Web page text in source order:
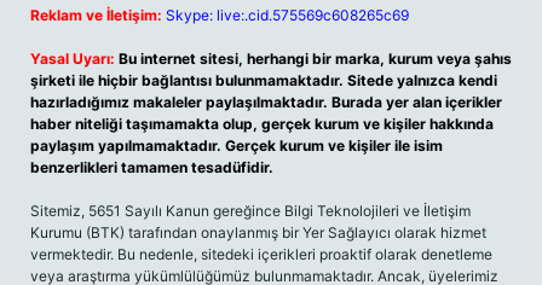
Reklam ve İletişim: Skype: live:.cid.575569c608265c69
Yasal Uyarı: Bu internet sitesi, herhangi bir marka, kurum veya şahıs
şirketi ile hiçbir bağlantısı bulunmamaktadır. Sitede yalnızca kendi
hazırladığımız makaleler paylaşılmaktadır. Burada yer alan içerikler
haber niteliği taşımamakta olup, gerçek kurum ve kişiler hakkında
paylaşım yapılmamaktadır. Gerçek kurum ve kişiler ile isim
benzerlikleri tamamen tesadüfidir.
Sitemiz, 5651 Sayılı Kanun gereğince Bilgi Teknolojileri ve İletişim
Kurumu (BTK) tarafından onaylanmış bir Yer Sağlayıcı olarak hizmet
vermektedir. Bu nedenle, sitedeki içerikleri proaktif olarak denetleme
veya araştırma yükümlülüğümüz bulunmamaktadır. Ancak, üyelerimiz